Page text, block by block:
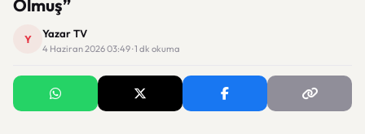
Olmuş”
Y Yazar TV
4 Haziran 2026 03:49 · 1 dk okuma